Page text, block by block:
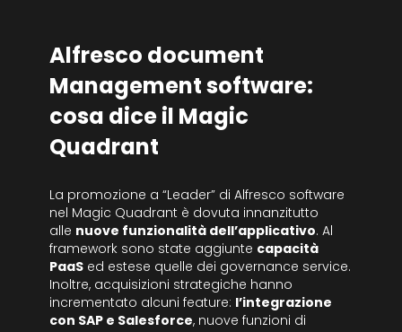
Alfresco document
Management software:
cosa dice il Magic
Quadrant
La promozione a “Leader” di Alfresco software
nel Magic Quadrant è dovuta innanzitutto
alle nuove funzionalità dell’applicativo. Al
framework sono state aggiunte capacità
PaaS ed estese quelle dei governance service.
Inoltre, acquisizioni strategiche hanno
incrementato alcuni feature: l’integrazione
con SAP e Salesforce, nuove funzioni di